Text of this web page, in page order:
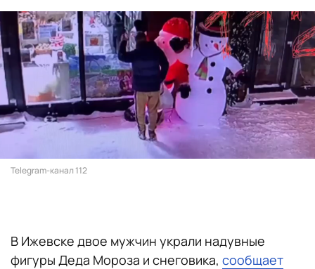
Telegram-канал 112
В Ижевске двое мужчин украли надувные
фигуры Деда Мороза и снеговика, сообщает